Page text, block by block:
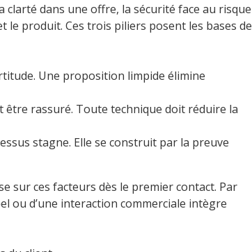
dans une offre, la sécurité face au risque
le produit. Ces trois piliers posent les bases de
Une proposition limpide élimine
être rassuré. Toute technique doit réduire la
stagne. Elle se construit par la preuve
sur ces facteurs dès le premier contact. Par
ou d’une interaction commerciale intègre